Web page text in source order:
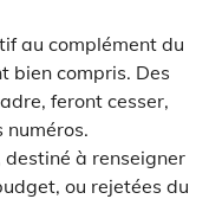
au complément du
bien compris. Des
feront cesser,
numéros.
à renseigner
ou rejetées du